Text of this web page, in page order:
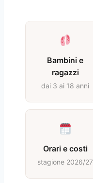
Bambini e
ragazzi
dai 3 ai 18 anni
Orari e costi
stagione 2026/27